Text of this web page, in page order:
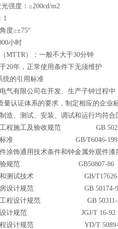
强度： ≥200cd/m2
1
度≥±75°
小时
MTTR）：一般不大于30分钟
20年，正常使用条件下无须维护
统的引用标准
气有限公司在开发、生产子钟过程
量认证体系的要求，制定相应的企业
造、测试、安装、调试和运行均符
程施工及验收规范
GB
准
GB/T6046-
涂饰通用技术条件和钟金属外观件漆
规范
GB50807-86
测试技术
GB/
设计规范
GB 50174-
程设计规范
GB
计规范
JGJ/T 16-92
设计规范
YD/T